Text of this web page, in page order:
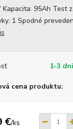
Kapacita: 95Ah Test
1 Spodné
1-3
cena produktu:
€/ks